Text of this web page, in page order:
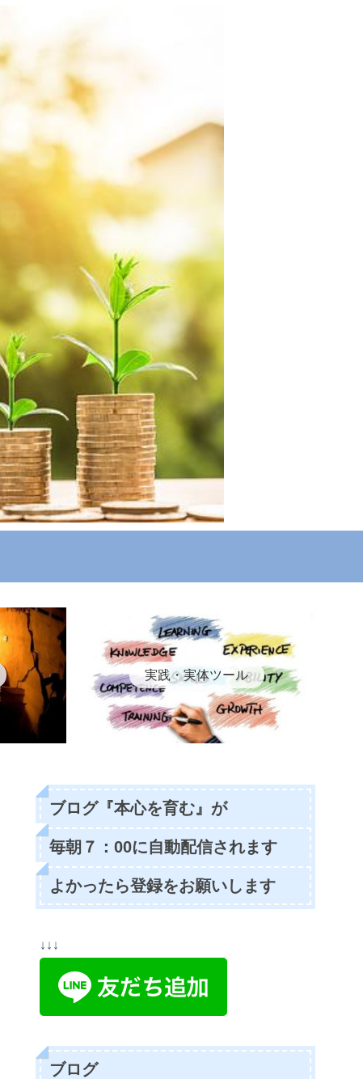
実践・実体ツール
ブログ『本心を育む』が
毎朝７：00に自動配信されます
よかったら登録をお願いします
↓↓↓
ブログ